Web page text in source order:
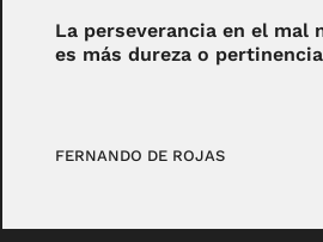
La perseverancia en el mal
es más dureza o
FERNANDO DE ROJAS